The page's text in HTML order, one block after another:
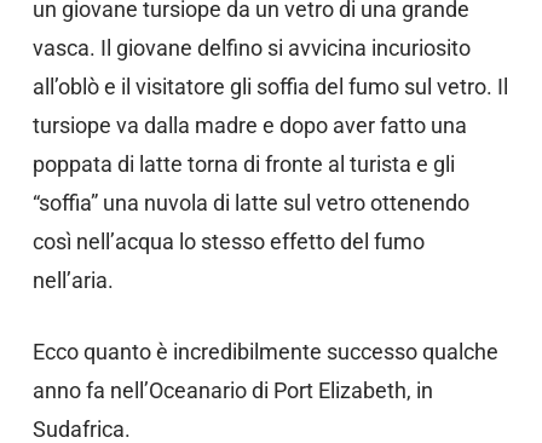
un giovane tursiope da un vetro di una grande
vasca. Il giovane delfino si avvicina incuriosito
all’oblò e il visitatore gli soffia del fumo sul vetro. Il
tursiope va dalla madre e dopo aver fatto una
poppata di latte torna di fronte al turista e gli
“soffia” una nuvola di latte sul vetro ottenendo
così nell’acqua lo stesso effetto del fumo
nell’aria.
Ecco quanto è incredibilmente successo qualche
anno fa nell’Oceanario di Port Elizabeth, in
Sudafrica.